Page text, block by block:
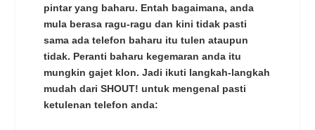
pintar yang baharu. Entah bagaimana, anda
mula berasa ragu-ragu dan kini tidak pasti
sama ada telefon baharu itu tulen ataupun
tidak. Peranti baharu kegemaran anda itu
mungkin gajet klon. Jadi ikuti langkah-langkah
mudah dari SHOUT! untuk mengenal pasti
ketulenan telefon anda: